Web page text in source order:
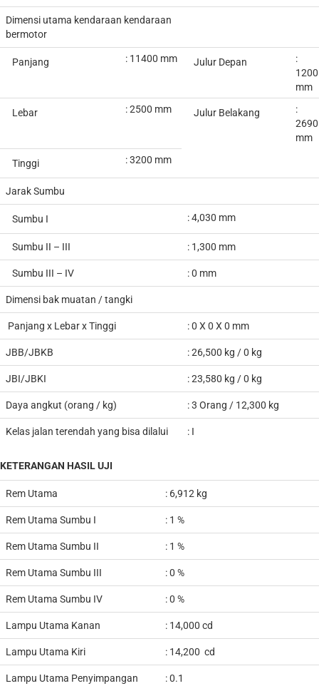
Dimensi utama kendaraan kendaraan
bermotor
Panjang : 11400 mm Julur Depan
:
1200
mm
Lebar : 2500 mm Julur Belakang
:
2690
mm
Tinggi : 3200 mm
Jarak Sumbu
Sumbu I : 4,030 mm
Sumbu II – III : 1,300 mm
Sumbu III – IV : 0 mm
Dimensi bak muatan / tangki
Panjang x Lebar x Tinggi :0 X 0 X 0 mm
JBB/JBKB :26,500 kg / 0 kg
JBI/JBKI : 23,580 kg / 0 kg
Daya angkut (orang / kg) : 3 Orang / 12,300 kg
Kelas jalan terendah yang bisa dilalui : I
KETERANGAN HASIL UJI
Rem Utama : 6,912 kg
Rem Utama Sumbu I : 1 %
Rem Utama Sumbu II : 1 %
Rem Utama Sumbu III : 0 %
Rem Utama Sumbu IV : 0 %
Lampu Utama Kanan : 14,000 cd
Lampu Utama Kiri : 14,200 cd
Lampu Utama Penyimpangan
: 0.1